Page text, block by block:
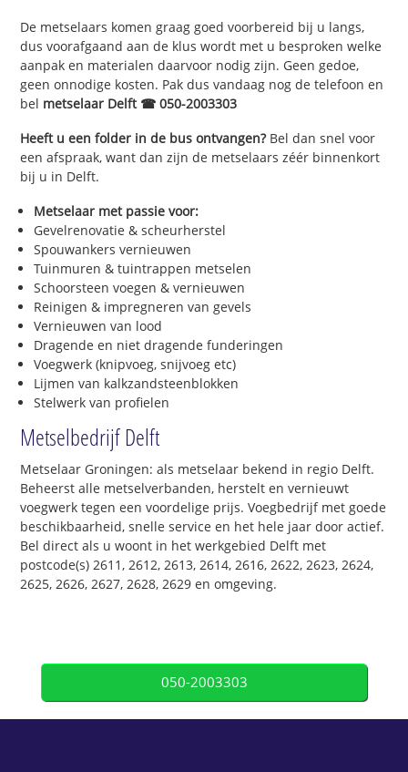
De metselaars komen graag goed voorbereid bij u langs,
dus voorafgaand aan de klus wordt met u besproken welke
aanpak en materialen daarvoor nodig zijn. Geen gedoe,
geen onnodige kosten. Pak dus vandaag nog de telefoon en
bel metselaar Delft ☎ 050-2003303
Heeft u een folder in de bus ontvangen?Bel dan snel voor
een afspraak, want dan zijn de metselaars zéér binnenkort
bij u in Delft.
Metselaar met passie voor:
Gevelrenovatie & scheurherstel
Spouwankers vernieuwen
Tuinmuren & tuintrappen metselen
Schoorsteen voegen & vernieuwen
Reinigen & impregneren van gevels
Vernieuwen van lood
Dragende en niet dragende funderingen
Voegwerk (knipvoeg, snijvoeg etc)
Lijmen van kalkzandsteenblokken
Stelwerk van profielen
Metselbedrijf Delft
Metselaar Groningen: als metselaar bekend in regio Delft.
Beheerst alle metselverbanden, herstelt en vernieuwt
voegwerk tegen een voordelige prijs. Voegbedrijf met goede
beschikbaarheid, snelle service en het hele jaar door actief.
Bel direct als u woont in het werkgebied Delft met
postcode(s) 2611, 2612, 2613, 2614, 2616, 2622, 2623, 2624,
2625, 2626, 2627, 2628, 2629 en omgeving.
050-2003303